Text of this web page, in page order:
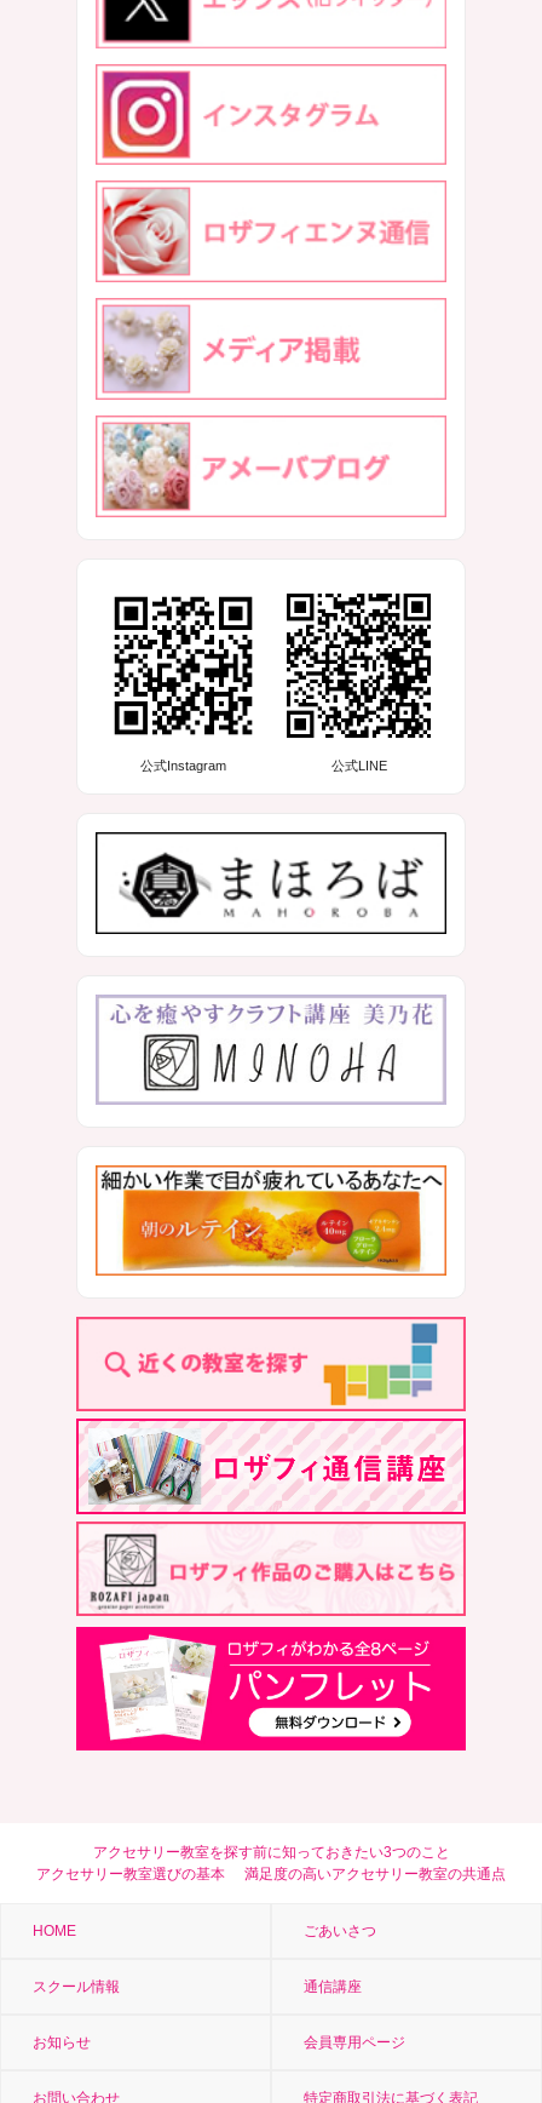
公式Instagram 公式LINE
アクセサリー教室を探す前に知っておきたい3つのこと
アクセサリー教室選びの基本
満足度の高いアクセサリー教室の共通点
HOME ごあいさつ
スクール情報 通信講座
お知らせ 会員専用ページ
お問い合わせ 特定商取引法に基づく表記